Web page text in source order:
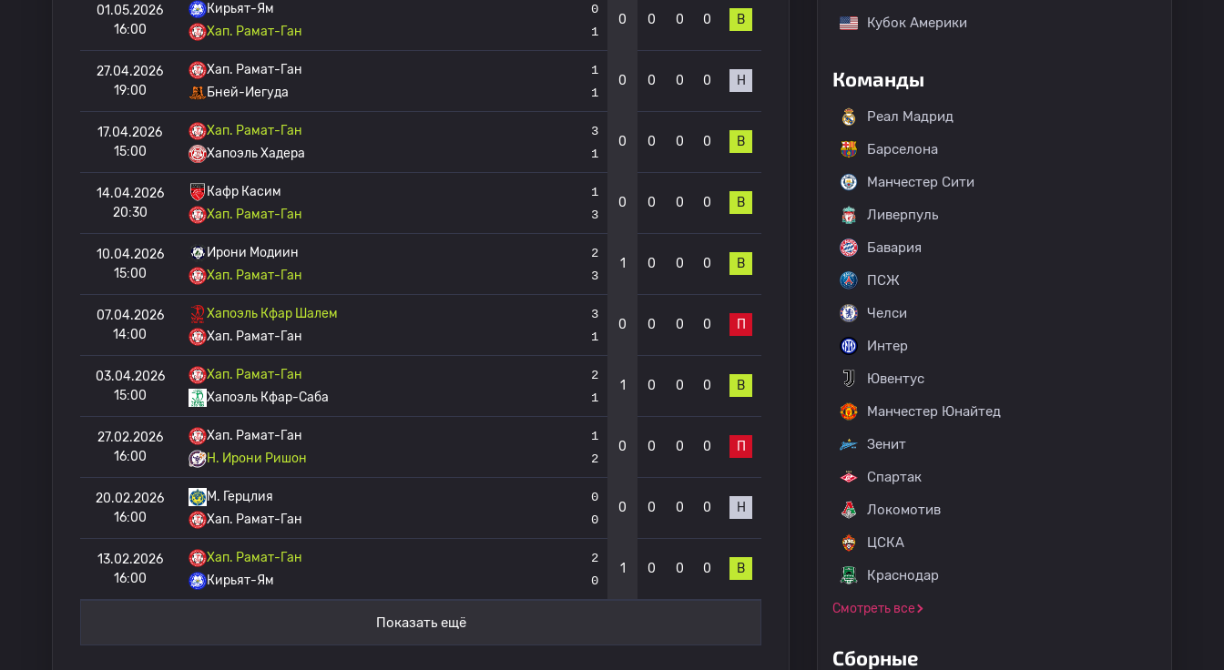
01.05.2026
16:00
Кирьят-Ям
Хап. Рамат-Ган
0
1
0 0 0 0 В
27.04.2026
19:00
Хап. Рамат-Ган
Бней-Иегуда
1
1
0 0 0 0 Н
17.04.2026
15:00
Хап. Рамат-Ган
Хапоэль Хадера
3
1
0 0 0 0 В
14.04.2026
20:30
Кафр Касим
Хап. Рамат-Ган
1
3
0 0 0 0 В
10.04.2026
15:00
Ирони Модиин
Хап. Рамат-Ган
2
3
1 0 0 0 В
07.04.2026
14:00
Хапоэль Кфар Шалем
Хап. Рамат-Ган
3
1
0 0 0 0 П
03.04.2026
15:00
Хап. Рамат-Ган
Хапоэль Кфар-Саба
2
1
1 0 0 0 В
27.02.2026
16:00
Хап. Рамат-Ган
H. Ирони Ришон
1
2
0 0 0 0 П
20.02.2026
16:00
M. Герцлия
Хап. Рамат-Ган
0
0
0 0 0 0 Н
13.02.2026
16:00
Хап. Рамат-Ган
Кирьят-Ям
2
0
1 0 0 0 В
Показать ещё
Кубок Америки
Команды
Реал Мадрид
Барселона
Манчестер Сити
Ливерпуль
Бавария
ПСЖ
Челси
Интер
Ювентус
Манчестер Юнайтед
Зенит
Спартак
Локомотив
ЦСКА
Краснодар
Смотреть все
Сборные